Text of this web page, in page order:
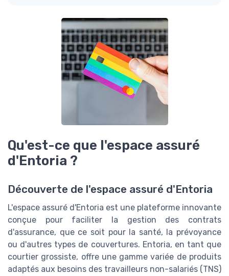
Qu'est-ce que l'espace assuré
d'Entoria ?
Découverte de l'espace assuré d'Entoria
L'espace assuré d'Entoria est une plateforme innovante
conçue pour faciliter la gestion des contrats
d'assurance, que ce soit pour la santé, la prévoyance
ou d'autres types de couvertures. Entoria, en tant que
courtier grossiste, offre une gamme variée de produits
adaptés aux besoins des travailleurs non-salariés (TNS)